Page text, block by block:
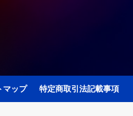
マップ 特定商取引法記載事項